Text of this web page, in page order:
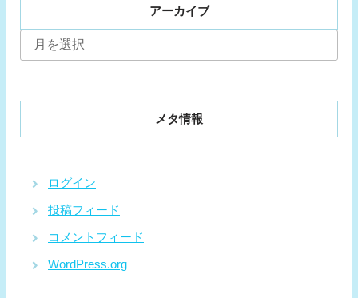
アーカイブ
ー
メタ情報
ログイン
投稿フィード
コメントフィード
WordPress.org